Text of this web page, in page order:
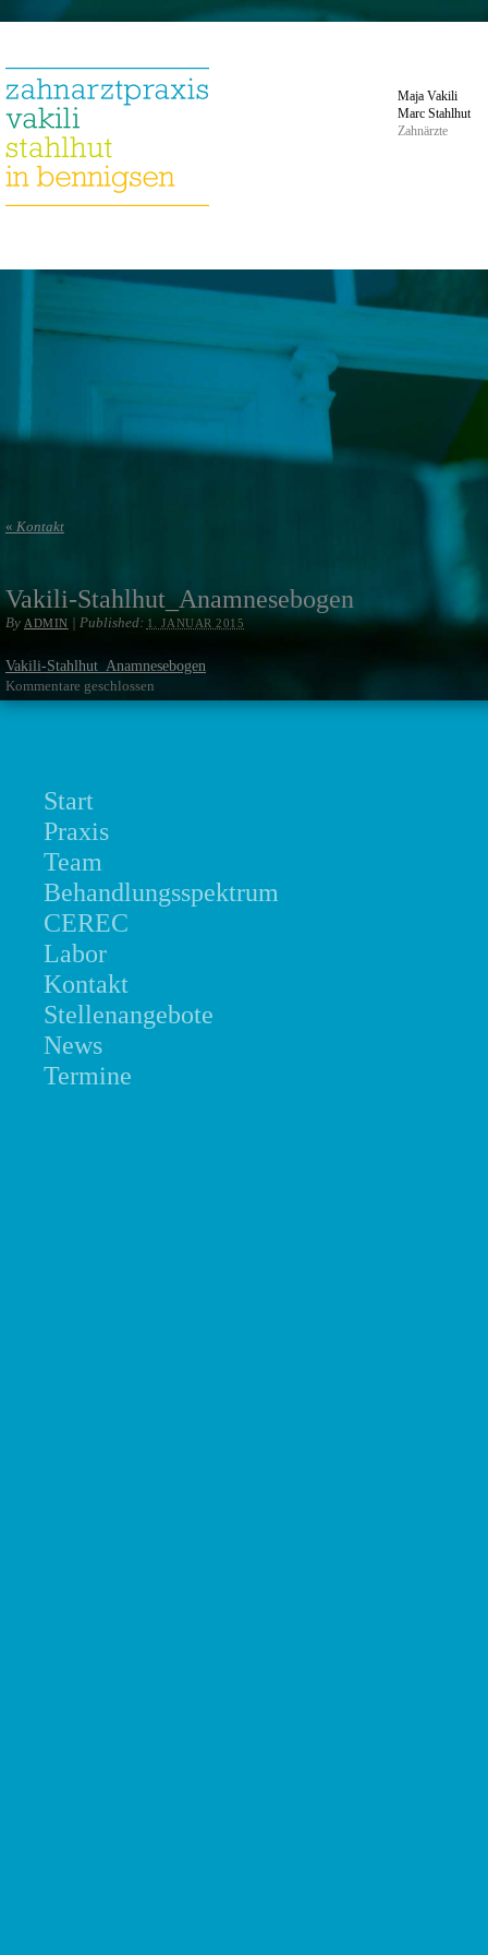
Maja Vakili
Marc Stahlhut
Zahnärzte
« Kontakt
Vakili-Stahlhut_Anamnesebogen
By ADMIN | Published: 1. JANUAR 2015
Vakili-Stahlhut_Anamnesebogen
Kommentare geschlossen
Start
Praxis
Team
Behandlungsspektrum
CEREC
Labor
Kontakt
Stellenangebote
News
Termine